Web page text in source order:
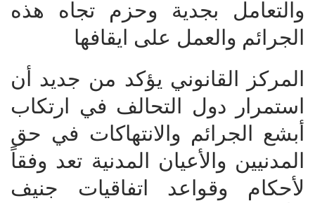
والتعامل بجدية وحزم تجاه هذه
الجرائم والعمل على ايقافها
المركز القانوني يؤكد من جديد أن
استمرار دول التحالف في ارتكاب
أبشع الجرائم والانتهاكات في حق
المدنيين والأعيان المدنية تعد وفقاً
لأحكام وقواعد اتفاقيات جنيف